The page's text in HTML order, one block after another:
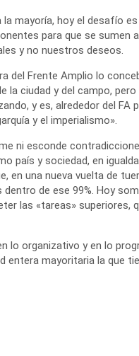
mayoría, hoy el desafío
para que se sumen
y no nuestros deseos.
del Frente Amplio lo
la ciudad y del campo, pero
y es, alrededor del FA
y el imperialismo».
ni esconde
país y sociedad, en
en una nueva vuelta de
de ese 99%. Hoy
las «tareas» superiores,
lo organizativo y en lo
entera mayoritaria la que